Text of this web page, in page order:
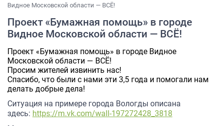
Видное Московской области — ВСЁ!
Проект «Бумажная помощь» в городе
Видное Московской области — ВСЁ!
Проект «Бумажная помощь» в городе Видное
Московской области — ВСЁ!
Просим жителей извинить нас!
Спасибо, что были с нами эти 3,5 года и помогали нам
делать добрые дела!
Ситуация на примере города Вологды описана
здесь: https://m.vk.com/wall-197272428_3818